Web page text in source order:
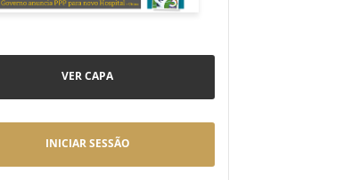
VER CAPA
INICIAR SESSÃO